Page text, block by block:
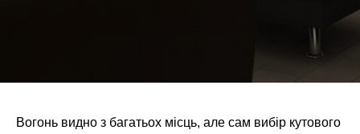
Вогонь видно з багатьох місць, але сам вибір кутового